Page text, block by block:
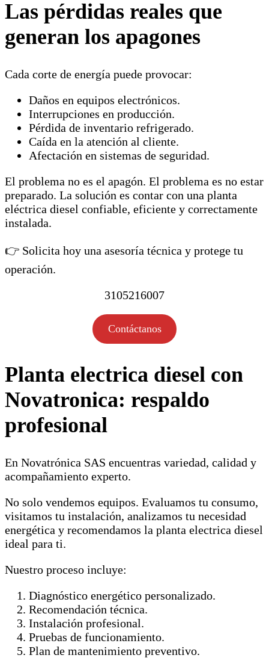
Las pérdidas reales que
generan los apagones
Cada corte de energía puede provocar:
Daños en equipos electrónicos.
Interrupciones en producción.
Pérdida de inventario refrigerado.
Caída en la atención al cliente.
Afectación en sistemas de seguridad.
El problema no es el apagón. El problema es no estar
preparado. La solución es contar con una planta
eléctrica diesel confiable, eficiente y correctamente
instalada.
👉 Solicita hoy una asesoría técnica y protege tu
operación.
3105216007
Contáctanos
Planta electrica diesel con
Novatronica: respaldo
profesional
En Novatrónica SAS encuentras variedad, calidad y
acompañamiento experto.
No solo vendemos equipos. Evaluamos tu consumo,
visitamos tu instalación, analizamos tu necesidad
energética y recomendamos la planta electrica diesel
ideal para ti.
Nuestro proceso incluye:
Diagnóstico energético personalizado.
Recomendación técnica.
Instalación profesional.
Pruebas de funcionamiento.
Plan de mantenimiento preventivo.